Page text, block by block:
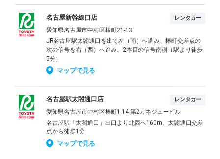
名古屋新幹線口店 レンタカー
愛知県名古屋市中村区椿町21-13
JR名古屋駅太閤通口を出て左（南）へ進み、椿町交差点の
次の信号を右（西）へ進み、2本目の信号南側（駅より徒歩
5分）
マップで見る
名古屋駅太閤通口店 レンタカー
愛知県名古屋市中村区椿町1-14 第2カネジュービル
名古屋駅「太閤通口」出口より北西へ160m、太閤通口交差
点から徒歩1分
マップで見る